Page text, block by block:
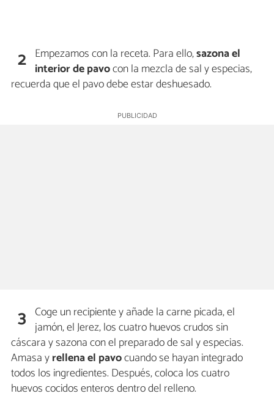
2 Empezamos con la receta. Para ello,sazona el
interior de pavocon la mezcla de sal y especias,
recuerda que el pavo debe estar deshuesado.
3 Coge un recipiente y añade la carne picada, el
jamón, el Jerez, los cuatro huevos crudos sin
cáscara y sazona con el preparado de sal y especias.
Amasa yrellena el pavocuando se hayan integrado
todos los ingredientes. Después, coloca los cuatro
huevos cocidos enteros dentro del relleno.